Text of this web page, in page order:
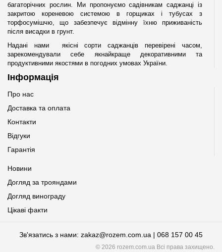
багаторічних рослин. Ми пропонуємо садівникам саджанці із
закритою кореневою системою в горщиках і тубусах з
торфосумішчю, що забезпечує відмінну їхню приживаність
після висадки в грунт.
Надані нами якісні сорти саджанців перевірені часом,
зарекомендували себе якнайкраще декоративними та
продуктивними якостями в погодних умовах України.
Інформація
Про нас
Доставка та оплата
Контакти
Відгуки
Гарантія
Новини
Догляд за трояндами
Догляд винограду
Цікаві факти
Зв'язатись з нами: zakaz@rozem.com.ua | 068 157 00 45
© 2026 rozem.com.ua Всі права захищено.